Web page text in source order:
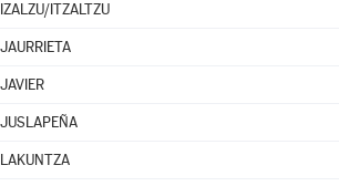
IZALZU/ITZALTZU
JAURRIETA
JAVIER
JUSLAPEÑA
LAKUNTZA